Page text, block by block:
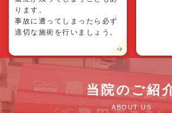
ります。
事故に遭ってしまったら必ず
適切な施術を行いましょう。
当院のご紹
ABOUT US